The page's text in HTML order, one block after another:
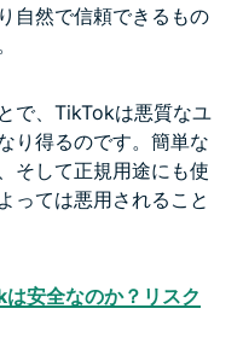
自然で信頼できるもの
で、TikTokは悪質なユ
り得るのです。簡単な
そして正規用途にも使
っては悪用されること
安全なのか？リスク